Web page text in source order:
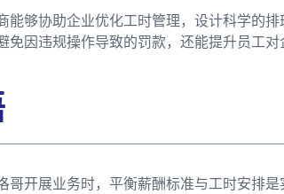
能够协助企业优化工时管理，设计科学的
免因违规操作导致的罚款，还能提升员工
哥开展业务时，平衡薪酬标准与工时安排